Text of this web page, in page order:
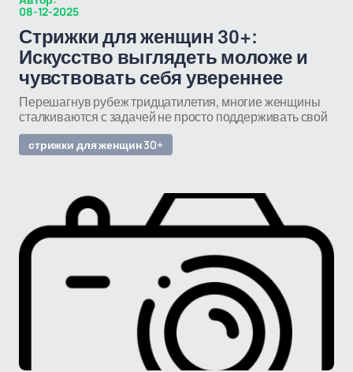
08-12-2025
Стрижки для женщин 30+:
Искусство выглядеть моложе и
чувствовать себя увереннее
Перешагнув рубеж тридцатилетия, многие женщины
сталкиваются с задачей не просто поддерживать свой
стрижки для женщин 30+